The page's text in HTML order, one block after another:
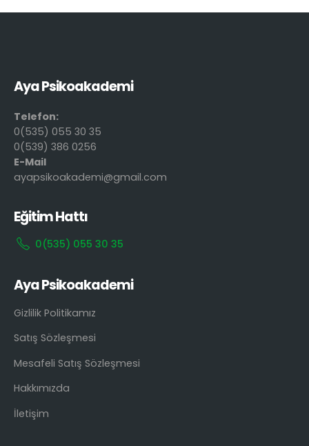
Aya Psikoakademi
Telefon:
0(535) 055 30 35
0(539) 386 0256
E-Mail
ayapsikoakademi@gmail.com
Eğitim Hattı
0(535) 055 30 35
Aya Psikoakademi
Gizlilik Politikamız
Satış Sözleşmesi
Mesafeli Satış Sözleşmesi
Hakkımızda
İletişim